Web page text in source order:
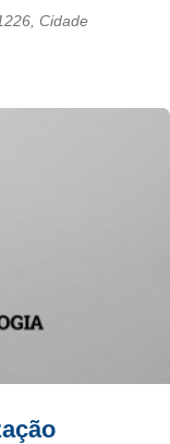
Cidade